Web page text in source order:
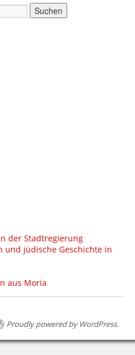
der Stadtregierung
und jüdische Geschichte in
aus Moria
Proudly powered by WordPress.